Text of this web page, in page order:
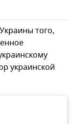
того,
украинской